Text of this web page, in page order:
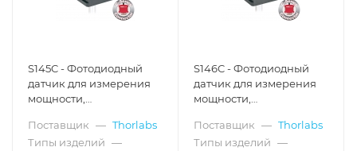
S145C - Фотодиодный
датчик для измерения
мощности,
интегрирующая сфера,
InGaAs, рабочий
Поставщик — Thorlabs
Типы изделий —
S146C - Фотодиодный
датчик для измерения
мощности,
интегрирующая сфера,
InGaAs, рабочий
Поставщик — Thorlabs
Типы изделий —